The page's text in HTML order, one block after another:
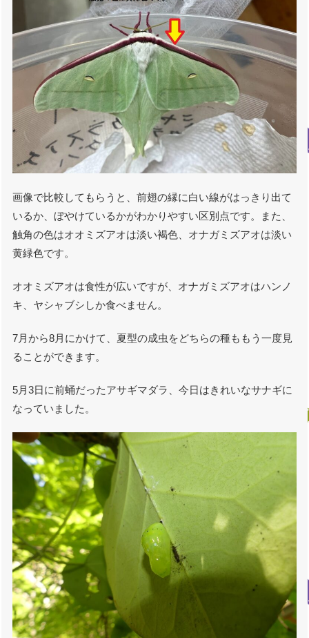
画像で比較してもらうと、前翅の縁に白い線がはっきり出て
いるか、ぼやけているかがわかりやすい区別点です。また、
触角の色はオオミズアオは淡い褐色、オナガミズアオは淡い
黄緑色です。
オオミズアオは食性が広いですが、オナガミズアオはハンノ
キ、ヤシャブシしか食べません。
7月から8月にかけて、夏型の成虫をどちらの種ももう一度見
ることができます。
5月3日に前蛹だったアサギマダラ、今日はきれいなサナギに
なっていました。